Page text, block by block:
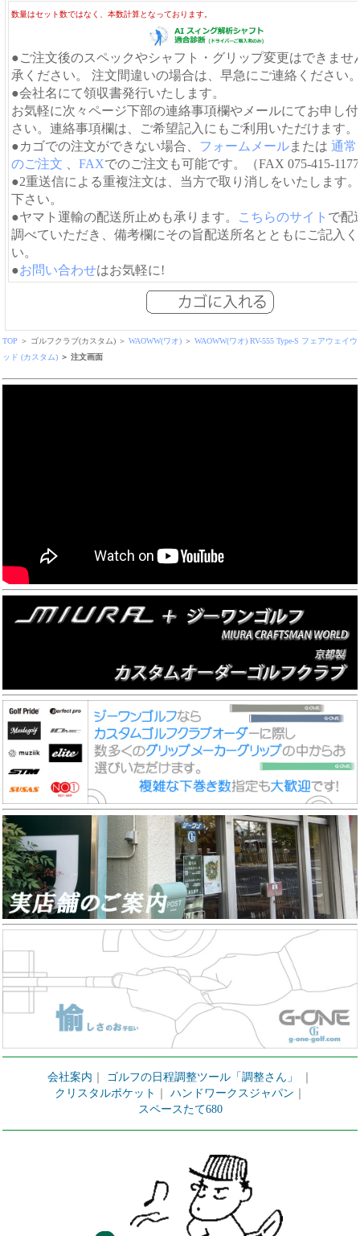
数量はセット数ではなく、本数計算となっております。
●ご注文後のスペックやシャフト・グリップ変更はできませ
承ください。 注文間違いの場合は、早急にご連絡ください
●会社名にて領収書発行いたします。
お気軽に次々ページ下部の連絡事項欄やメールにてお申し
さい。連絡事項欄は、ご希望記入にもご利用いただけます。
●カゴでの注文ができない場合、 フォームメールまたは 通常
のご注文
FAXでのご注文も可能です。（FAX 075-415-
●2重送信による重複注文は、当方で取り消しをいたします
下さい。
●ヤマト運輸の配送所止めも承ります。
こちらのサイト で配
調べていただき、備考欄にその旨配送所名とともにご記入
い。
●お問い合わせはお気軽に!
TOP ＞ ゴルフクラブ(カスタム) ＞ WAOWW(ワオ) ＞ WAOWW(ワオ) RV-555 Type-S フェアウェイウ
ッド (カスタム) ＞ 注文画面
会社案内 ゴルフの日程調整ツール「調整さん」
クリスタルポケット
ハンドワークスジャパン
スペースたて680